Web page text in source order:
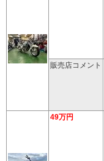
販売店コメント
49万円